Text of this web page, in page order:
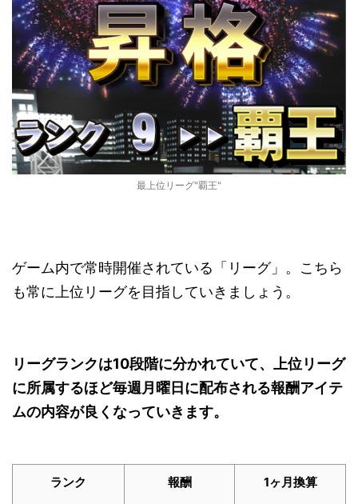
最上位リーグ"覇王"
ゲーム内で常時開催されている「リーグ」。こちら
も常に上位リーグを目指していきましょう。
リーグランクは10段階に分かれていて、上位リーグ
に所属するほど毎週月曜日に配布される報酬アイテ
ムの内容が良くなっていきます。
ランク 報酬 1ヶ月換算